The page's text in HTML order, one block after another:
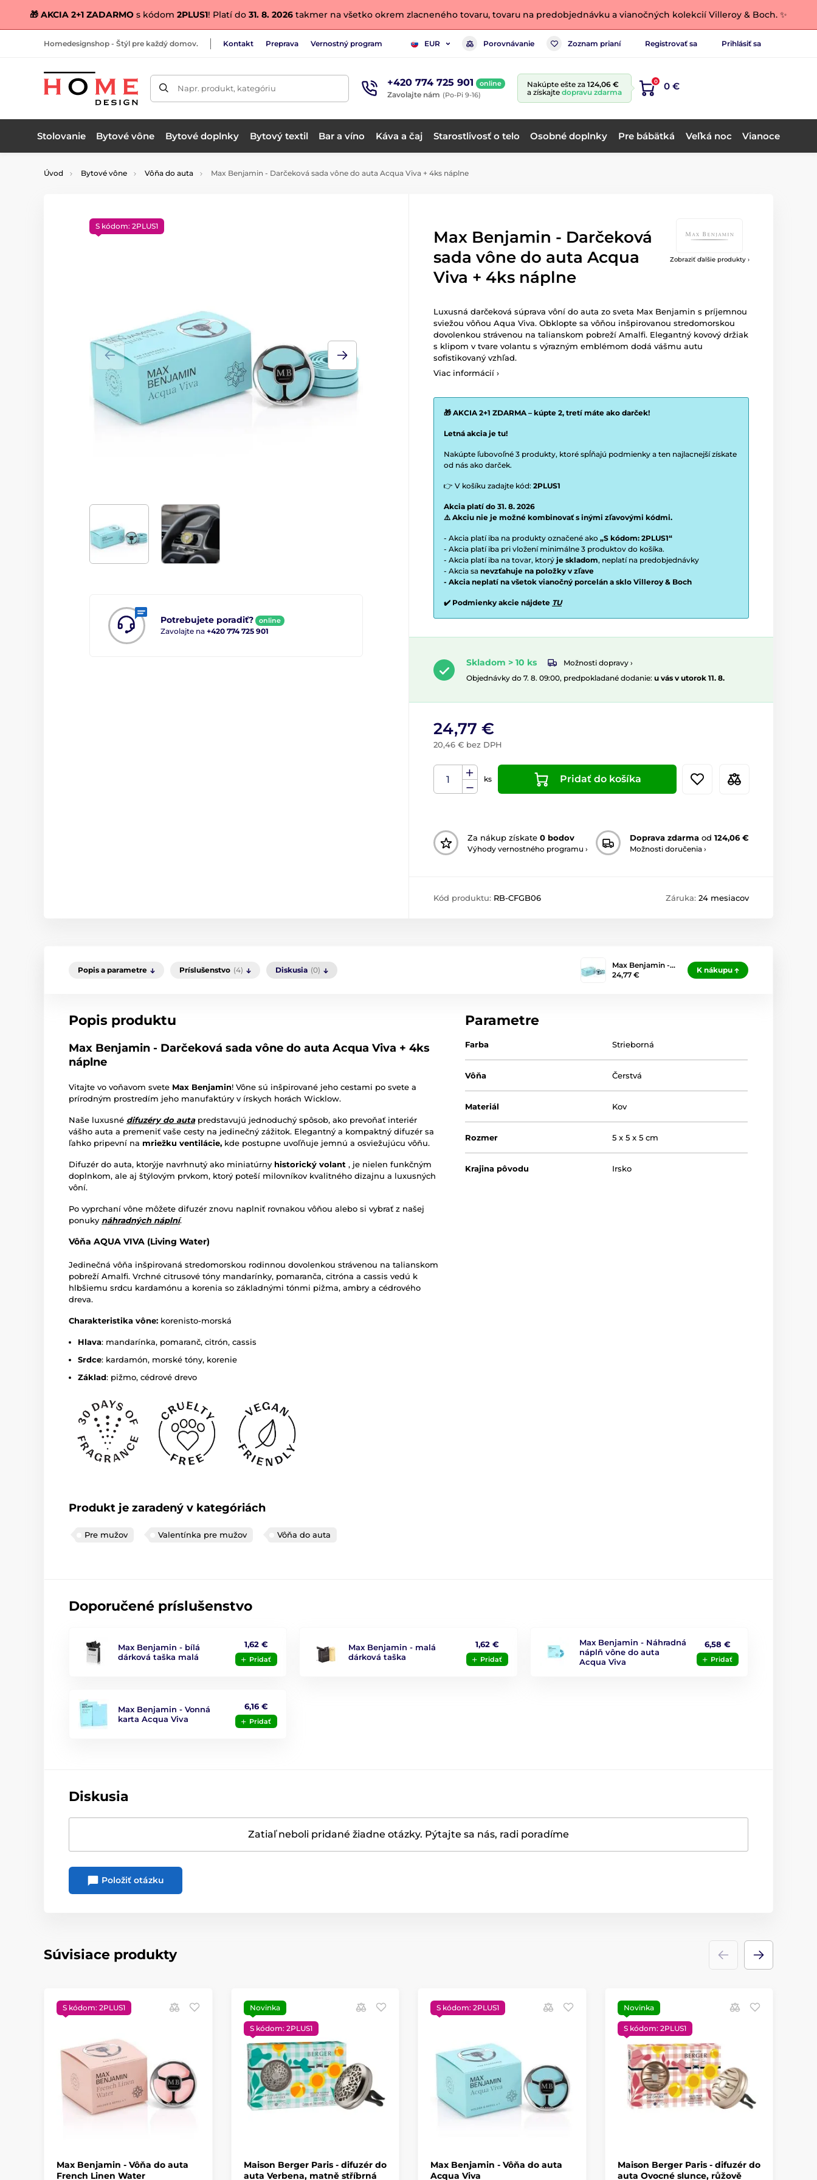
🎁 AKCIA 2+1 ZADARMO s kódom 2PLUS1! Platí do 31. 8. 2026 takmer na všetko okrem zlacneného tovaru, tovaru na predobjednávku a vianočných kolekcií Villeroy & Boch. ✨
Homedesignshop - Štýl pre každý domov. Kontakt Preprava Vernostný program EUR Porovnávanie Zoznam prianí Registrovať sa Prihlásiť sa
Napr. produkt, kategóriu +420 774 725 901 online
Zavolajte nám (Po-Pi 9-16)
Nakúpte ešte za 124,06 €
a získajte dopravu zdarma
0 0 €
Stolovanie Bytové vône Bytové doplnky Bytový textil Bar a víno Káva a čaj Starostlivosť o telo Osobné doplnky Pre bábätká Veľká noc Vianoce
Úvod Bytové vône Vôňa do auta Max Benjamin - Darčeková sada vône do auta Acqua Viva + 4ks náplne
Zobraziť ďalšie produkty ›
Potrebujete poradiť? online
Zavolajte na +420 774 725 901
S kódom: 2PLUS1
Max Benjamin - Darčeková
sada vône do auta Acqua
Viva + 4ks náplne
Luxusná darčeková súprava vôní do auta zo sveta Max Benjamin s príjemnou
sviežou vôňou Aqua Viva. Obklopte sa vôňou inšpirovanou stredomorskou
dovolenkou strávenou na talianskom pobreží Amalfi. Elegantný kovový držiak
s klipom v tvare volantu s výrazným emblémom dodá vášmu autu
sofistikovaný vzhľad.
Viac informácií ›
🎁 AKCIA 2+1 ZDARMA – kúpte 2, tretí máte ako darček!
Letná akcia je tu!
Nakúpte ľubovoľné 3 produkty, ktoré spĺňajú podmienky a ten najlacnejší získate
od nás ako darček.
👉 V košíku zadajte kód: 2PLUS1
Akcia platí do 31. 8. 2026
⚠️ Akciu nie je možné kombinovať s inými zľavovými kódmi.
- Akcia platí iba na produkty označené ako „S kódom: 2PLUS1“
- Akcia platí iba pri vložení minimálne 3 produktov do košíka.
- Akcia platí iba na tovar, ktorý je skladom, neplatí na predobjednávky
- Akcia sa nevzťahuje na položky v zľave
- Akcia neplatí na všetok vianočný porcelán a sklo Villeroy & Boch
✔️ Podmienky akcie nájdete TU
Skladom > 10 ks
Možnosti dopravy ›
Objednávky do 7. 8. 09:00, predpokladané dodanie: u vás v utorok 11. 8.
24,77 €
20,46 € bez DPH
ks Pridať do košíka
Za nákup získate 0 bodov
Výhody vernostného programu ›
Doprava zdarma od 124,06 €
Možnosti doručenia ›
Kód produktu: RB-CFGB06 Záruka: 24 mesiacov
Popis a parametre Príslušenstvo (4) Diskusia (0)
Max Benjamin -…
24,77 €
K nákupu
Popis produktu
Max Benjamin - Darčeková sada vône do auta Acqua Viva + 4ks
náplne
Vitajte vo voňavom svete Max Benjamin! Vône sú inšpirované jeho cestami po svete a
prírodným prostredím jeho manufaktúry v írskych horách Wicklow.
Naše luxusné difuzéry do autapredstavujú jednoduchý spôsob, ako prevoňať interiér
vášho auta a premeniť vaše cesty na jedinečný zážitok. Elegantný a kompaktný difuzér sa
ľahko pripevní na mriežku ventilácie, kde postupne uvoľňuje jemnú a osviežujúcu vôňu.
Difuzér do auta, ktorýje navrhnutý ako miniatúrny historický volant , je nielen funkčným
doplnkom, ale aj štýlovým prvkom, ktorý poteší milovníkov kvalitného dizajnu a luxusných
vôní.
Po vyprchaní vône môžete difuzér znovu naplniť rovnakou vôňou alebo si vybrať z našej
ponuky náhradných náplní.
Vôňa AQUA VIVA (Living Water)
Jedinečná vôňa inšpirovaná stredomorskou rodinnou dovolenkou strávenou na talianskom
pobreží Amalfi. Vrchné citrusové tóny mandarínky, pomaranča, citróna a cassis vedú k
hlbšiemu srdcu kardamónu a korenia so základnými tónmi pižma, ambry a cédrového
dreva.
Charakteristika vône: korenisto-morská
Hlava: mandarínka, pomaranč, citrón, cassis
Srdce: kardamón, morské tóny, korenie
Základ: pižmo, cédrové drevo
Produkt je zaradený v kategóriách
Pre mužov Valentínka pre mužov Vôňa do auta
Parametre
Farba Strieborná
Vôňa Čerstvá
Materiál Kov
Rozmer 5 x 5 x 5 cm
Krajina pôvodu Irsko
Doporučené príslušenstvo
Max Benjamin - bílá
dárková taška malá
1,62 €
Pridať
Max Benjamin - malá
dárková taška
1,62 €
Pridať
Max Benjamin - Náhradná
náplň vône do auta
Acqua Viva
6,58 €
Pridať
Max Benjamin - Vonná
karta Acqua Viva
6,16 €
Pridať
Diskusia
Zatiaľ neboli pridané žiadne otázky. Pýtajte sa nás, radi poradíme
Položiť otázku
Súvisiace produkty
S kódom: 2PLUS1
Max Benjamin - Vôňa do auta
French Linen Water
Novinka
S kódom: 2PLUS1
Maison Berger Paris - difuzér do
auta Verbena, matně stříbrná
S kódom: 2PLUS1
Max Benjamin - Vôňa do auta
Acqua Viva
Novinka
S kódom: 2PLUS1
Maison Berger Paris - difuzér do
auta Ovocné slunce, růžově